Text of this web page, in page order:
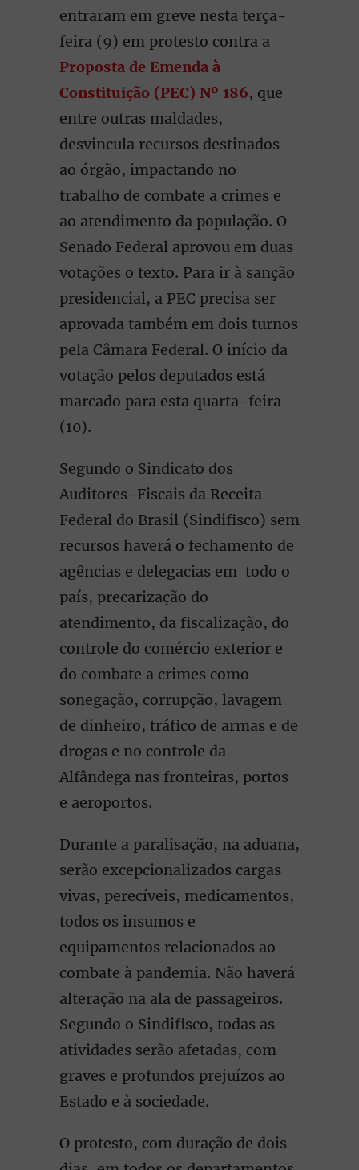
entraram em greve nesta terça-
feira (9) em protesto contra a
Proposta de Emenda à
Constituição (PEC) Nº 186, que
entre outras maldades,
desvincula recursos destinados
ao órgão, impactando no
trabalho de combate a crimes e
ao atendimento da população. O
Senado Federal aprovou em duas
votações o texto. Para ir à sanção
presidencial, a PEC precisa ser
aprovada também em dois turnos
pela Câmara Federal. O início da
votação pelos deputados está
marcado para esta quarta-feira
(10).
Segundo o Sindicato dos
Auditores-Fiscais da Receita
Federal do Brasil (Sindifisco) sem
recursos haverá o fechamento de
agências e delegacias em todo o
país, precarização do
atendimento, da fiscalização, do
controle do comércio exterior e
do combate a crimes como
sonegação, corrupção, lavagem
de dinheiro, tráfico de armas e de
drogas e no controle da
Alfândega nas fronteiras, portos
e aeroportos.
Durante a paralisação, na aduana,
serão excepcionalizados cargas
vivas, perecíveis, medicamentos,
todos os insumos e
equipamentos relacionados ao
combate à pandemia. Não haverá
alteração na ala de passageiros.
Segundo o Sindifisco, todas as
atividades serão afetadas, com
graves e profundos prejuízos ao
Estado e à sociedade.
O protesto, com duração de dois